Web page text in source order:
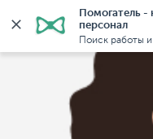
Помогатель
персонал
Поиск работы
Главная